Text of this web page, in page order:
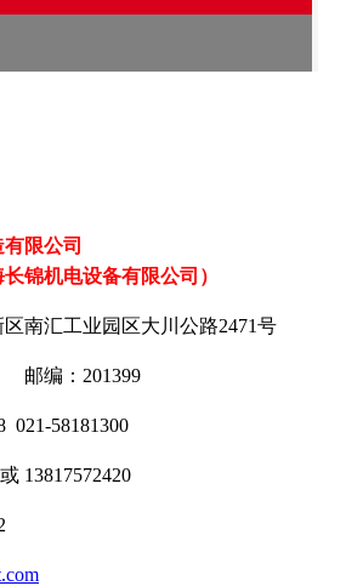
限公司
锦机电设备有限公司）
南汇工业园区大川公路2471号
邮编：201399
021-58181300
13817572420